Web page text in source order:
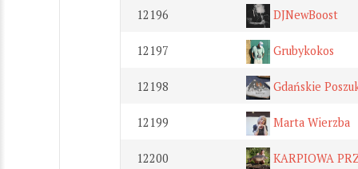
12196 DJNewBoost
12197 Grubykokos
12198 Gdańskie
12199 Marta Wierzba
12200 KARPIOWA